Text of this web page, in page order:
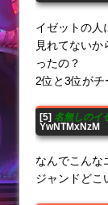
イゼットの人
見れてない
ったの？
2位と3位がチ
[5] 名無しのイ
YwNTMxNzM
なんでこんな
ジャンドどこ